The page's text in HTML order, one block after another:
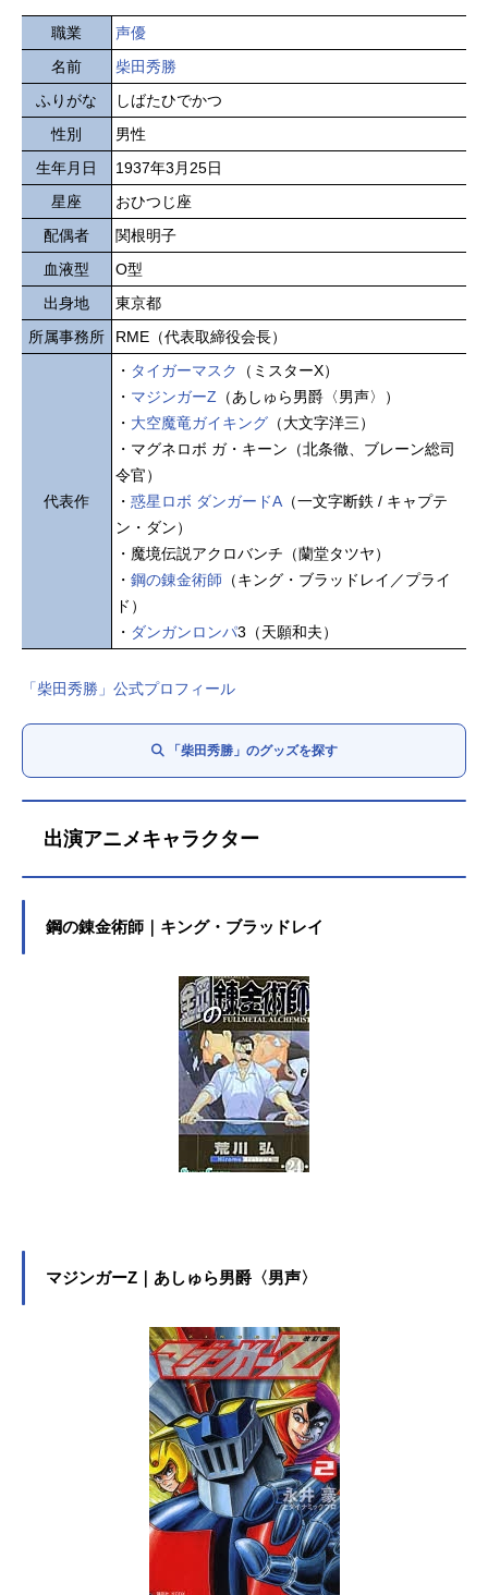
職業
声優
名前
柴田秀勝
ふりがな
しばたひでかつ
性別
男性
生年月日
1937年3月25日
星座
おひつじ座
配偶者
関根明子
血液型
O型
出身地
東京都
所属事務所
RME（代表取締役会長）
代表作
・ タイガーマスク
（ミスターX）
・ マジンガーZ （あしゅら男爵〈男声〉）
・ 大空魔竜ガイキング （大文字洋三）
・マグネロボ ガ・キーン（北条徹、ブレーン総司
令官）
・ 惑星ロボ ダンガードA （一文字断鉄 / キャプテ
ン・ダン）
・魔境伝説アクロバンチ（蘭堂タツヤ）
・ 鋼の錬金術師 （キング・ブラッドレイ／プライ
ド）
・ ダンガンロンパ3（天願和夫）
「柴田秀勝」公式プロフィール
「柴田秀勝」のグッズを探す
出演アニメキャラクター
鋼の錬金術師｜キング・ブラッドレイ
マジンガーZ｜あしゅら男爵〈男声〉